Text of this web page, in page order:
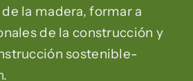
la madera, formar a
de la construcción y
sostenible-